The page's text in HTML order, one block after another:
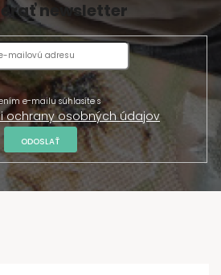
newsletter
Vložením e-mailu súhlasíte s
ochrany osobných údajov
ODOSLAŤ